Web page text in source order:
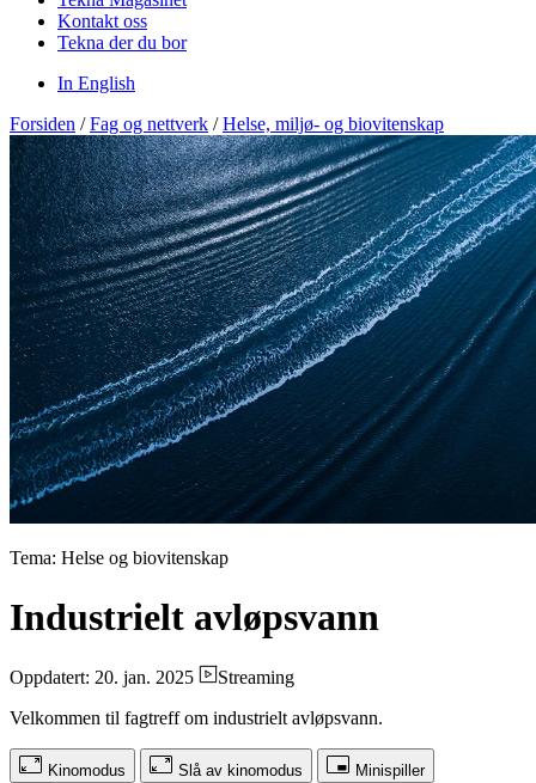
Kontakt oss
Tekna der du bor
In English
Forsiden / Fag og nettverk / Helse, miljø- og biovitenskap
Tema: Helse og biovitenskap
Industrielt avløpsvann
Oppdatert: 20. jan. 2025
Streaming
Velkommen til fagtreff om industrielt avløpsvann.
Kinomodus Slå av kinomodus Minispiller